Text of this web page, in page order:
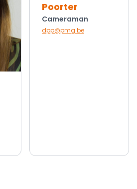
Poorter
Cameraman
dpp@pmg.be